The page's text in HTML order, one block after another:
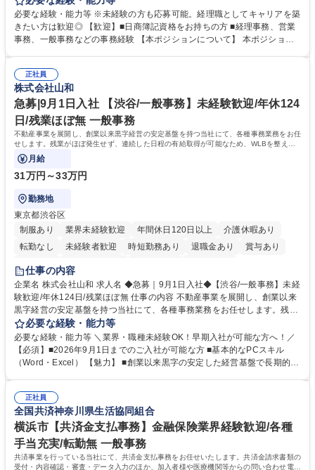
階的に経理知識を身につけていただきます。 【具体的には】 ■社内稟議に
基づく仕訳入力 ■月末の振込業務 ■明細作成 ■伝票処理、記帳業務 ■既存
メンバーの業務サポート 【将来的には】 ■月次決算補助 ■四半期・年次決
想定です。 募集職種 未経験歓迎【経理/みなとみらい】プライム上場/残業
ほぼなし/年休123日
必要な経験・能力等 ※未経験の方も応募可能。経理職としてキャリアを築
きたい方は歓迎◎ 【歓迎】■日商簿記資格をお持ちの方 ■経理事務、営業
事務、一般事務などの事務経験 【本ポジションについて】 本ポジション
当し、3～5年をかけて月次決算・四半期決算・開示資料作成補助などへス
テップアップできます。また、残業は通常月ほぼなく、決算月でも10時間
未満のため、無理なく経理として専門性を身につけられる環境です。 学
歴・資格 学歴：大学院 大学 高専 短大 専修学校 高校 語学力： 資格：日商
簿記検定1級 日商簿記検定2級
正社員
株式会社山和
急募|9月1日入社 【渋谷/一般事務】未経験歓迎/年休124
日/残業ほぼ無 一般事務
不動産事業を展開し、創業以来黒字経営の安定基盤を持つ当社にて、各種事務業務をお任
せします。残業がほぼ発生せず、連続した日程の有給取得が可能なため、WLBを整えた
い方にお勧めの環境です！
月給
31万円～33万円
勤務地
東京都渋谷区
制服あり
業界未経験歓迎 年間休日120日以上
介護休暇あり
転勤なし
未経験者歓迎 時短勤務あり 退職金あり
賞与あり
育休あり
完全週休2日制
仕事の内容
企業名 株式会社山和 求人名 ◆急募｜9月1日入社◆【渋谷/一般事務】未経
験歓迎/年休124日/残業ほぼ無 仕事の内容 不動産事業を展開し、創業以来
黒字経営の安定基盤を持つ当社にて、各種事務業務をお任せします。残業
がほぼ発生せず、連続した日程の有給取得が可能なため、WLBを整えたい
方にお勧めの環境です！ 入社後はOJTを通じて丁寧に研修を行いますの
で、事務未経験の方でも安心して臨むことができます。 【業務詳細】■電
話・来客対応 ■物件の鍵や社内の備品管理 ■データ入力や書類作成 ■契約
必要な経験・能力等
必要な経験・能力等 ＼業界・職種未経験OK！早期入社が可能な方へ！／
【必須】■2026年9月1日までのご入社が可能な方 ■基本的なPCスキル
（Word・Excel） 【魅力】 ■創業以来黒字の安定した経営基盤で長期的に
のOJTで業務を習得可能、未経験でもしっかりサポート 学歴・資格 学
歴：大学院 大学 高専 短大 語学力： 資格：
正社員
全国共済神奈川県生活協同組合
横浜市【共済金支払事務】金融保険業界経験歓迎/各種
手当充実/転勤無 一般事務
共済事業を行っている当社にて、共済金支払事務をお任せいたします。共済金請求書類の
受付・内容確認・審査・データ入力のほか、加入者様や医療機関等からの問い合わせ電話